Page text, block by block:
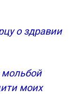
о здравии
мольбой
моих